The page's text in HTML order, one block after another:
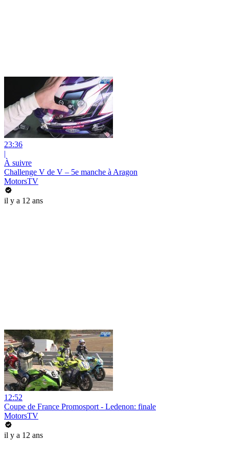
23:36
|
À suivre
Challenge V de V – 5e manche à Aragon
MotorsTV
il y a 12 ans
12:52
Coupe de France Promosport - Ledenon: finale
MotorsTV
il y a 12 ans